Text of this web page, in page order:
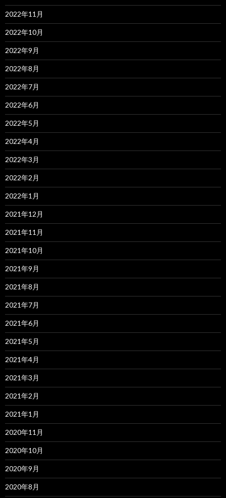
2022年11月
2022年10月
2022年9月
2022年8月
2022年7月
2022年6月
2022年5月
2022年4月
2022年3月
2022年2月
2022年1月
2021年12月
2021年11月
2021年10月
2021年9月
2021年8月
2021年7月
2021年6月
2021年5月
2021年4月
2021年3月
2021年2月
2021年1月
2020年11月
2020年10月
2020年9月
2020年8月